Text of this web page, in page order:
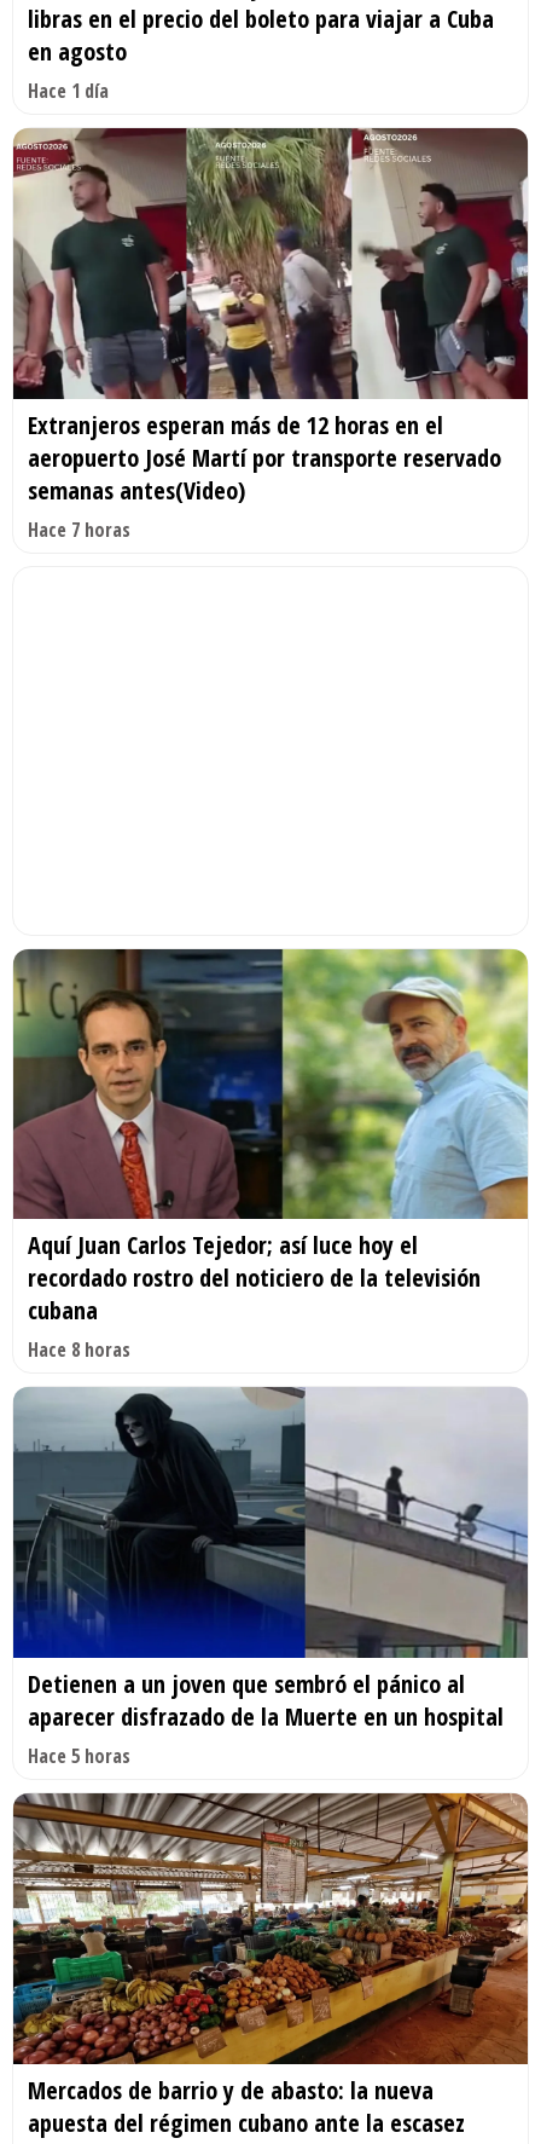
libras en el precio del boleto para viajar a Cuba
en agosto
Hace 1 día
Extranjeros esperan más de 12 horas en el
aeropuerto José Martí por transporte reservado
semanas antes(Video)
Hace 7 horas
Aquí Juan Carlos Tejedor; así luce hoy el
recordado rostro del noticiero de la televisión
cubana
Hace 8 horas
Detienen a un joven que sembró el pánico al
aparecer disfrazado de la Muerte en un hospital
Hace 5 horas
Mercados de barrio y de abasto: la nueva
apuesta del régimen cubano ante la escasez